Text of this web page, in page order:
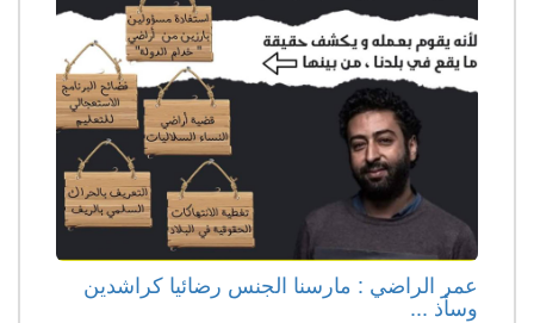
عمر الراضي : مارسنا الجنس رضائيا كراشدين
وسأذ ...